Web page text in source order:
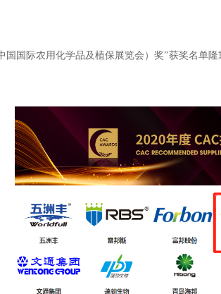
国国际农用化学品及植保展览会）奖”获奖名单